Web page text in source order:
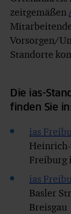
zeitgemäßen
Vorsorgen/
Standorte
Die ias-
finden Sie
ias
Freiburg
ias
Basler
Breisgau